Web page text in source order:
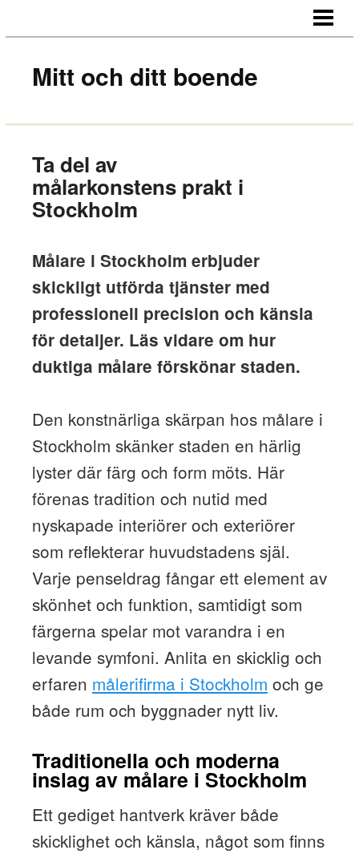
KONTAKT
Mitt och ditt boende
Ta del av
målarkonstens prakt i
Stockholm
Målare i Stockholm erbjuder
skickligt utförda tjänster med
professionell precision och känsla
för detaljer. Läs vidare om hur
duktiga målare förskönar staden.
Den konstnärliga skärpan hos målare i
Stockholm skänker staden en härlig
lyster där färg och form möts. Här
förenas tradition och nutid med
nyskapade interiörer och exteriörer
som reflekterar huvudstadens själ.
Varje penseldrag fångar ett element av
skönhet och funktion, samtidigt som
färgerna spelar mot varandra i en
levande symfoni. Anlita en skicklig och
erfaren målerifirma i Stockholm och ge
både rum och byggnader nytt liv.
Traditionella och moderna
inslag av målare i Stockholm
Ett gediget hantverk kräver både
skicklighet och känsla, något som finns